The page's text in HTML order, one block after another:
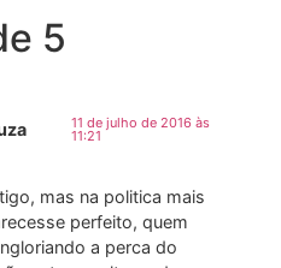
5
11 de julho de 2016 às
11:21
mas na politica mais
perfeito, quem
a perca do